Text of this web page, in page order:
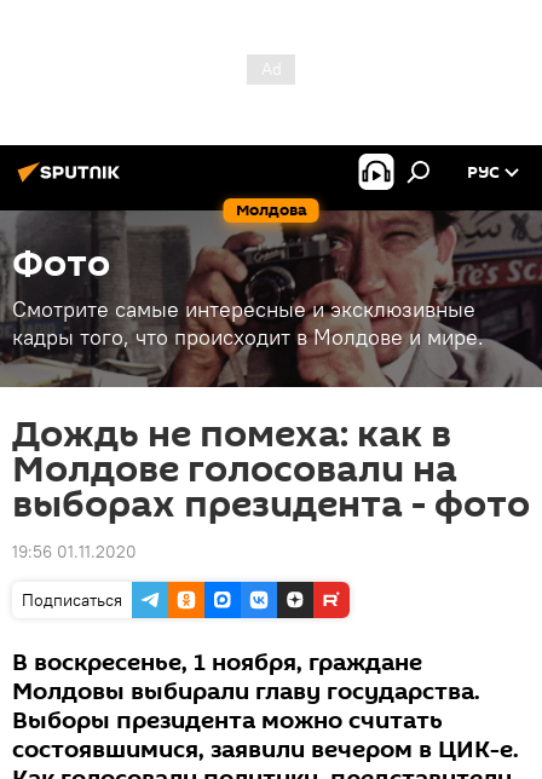
Молдова
РУС
Фото
Смотрите самые интересные и эксклюзивные
кадры того, что происходит в Молдове и мире.
Дождь не помеха: как в
Молдове голосовали на
выборах президента - фото
19:56 01.11.2020
Подписаться
В воскресенье, 1 ноября, граждане
Молдовы выбирали главу государства.
Выборы президента можно считать
состоявшимися, заявили вечером в ЦИК-е.